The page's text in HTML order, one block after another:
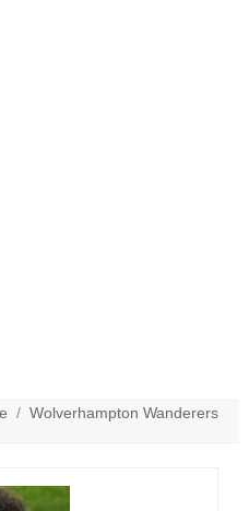
/Wolverhampton Wanderers